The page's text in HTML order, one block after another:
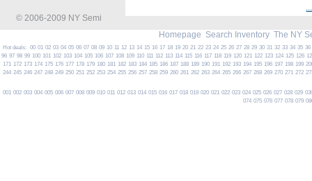
...
© 2006-2009 NY Semi
Homepage Search Inventory The NY
Hot deals: 00 01 02 03 04 05 06 07 08 09 10 11 12 13 14 15 16 17 18 19 20 21 22 23 24 25 26 27 28 29 30 31 32 33 34 35 36
96 97 98 99 100 101 102 103 104 105 106 107 108 109 110 111 112 113 114 115 116 117 118 119 120 121 122 123 124 125 126
171 172 173 174 175 176 177 178 179 180 181 182 183 184 185 186 187 188 189 190 191 192 193 194 195 196 197 198 199
244 245 246 247 248 249 250 251 252 253 254 255 256 257 258 259 260 261 262 263 264 265 266 267 268 269 270 271 272
001 002 003 004 005 006 007 008 009 010 011 012 013 014 015 016 017 018 019 020 021 022 023 024 025 026 027 028 029
074 075 076 077 078 079